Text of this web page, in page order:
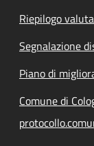
Riepilogo
Segnalazione
Piano di
Comune di